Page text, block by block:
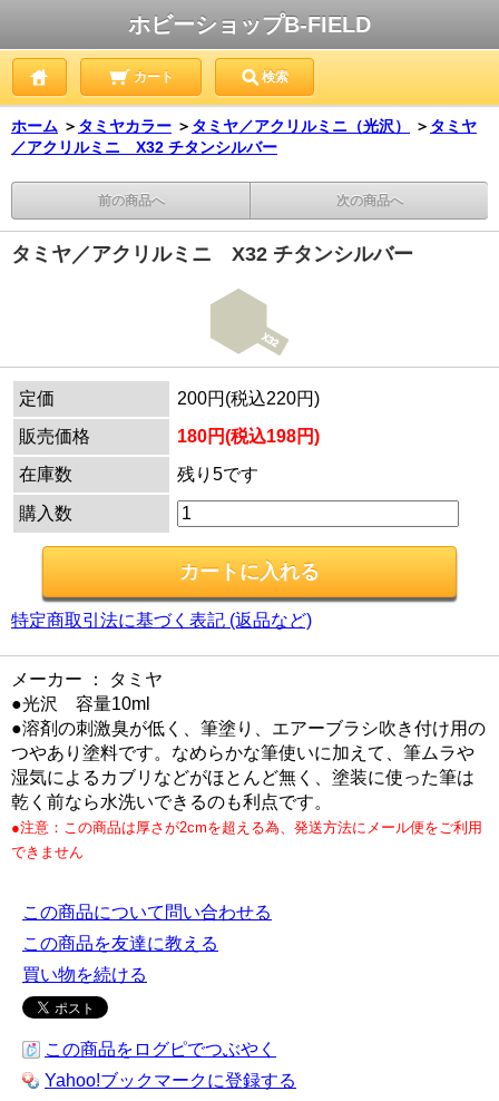
ホビーショップB-FIELD
カート 検索
ホーム ＞ タミヤカラー ＞ タミヤ／アクリルミニ（光沢） ＞ タミヤ
／アクリルミニ X32 チタンシルバー
前の商品へ 次の商品へ
タミヤ／アクリルミニ X32 チタンシルバー
定価
200円(税込220円)
販売価格
180円(税込198円)
在庫数
残り5です
購入数
特定商取引法に基づく表記 (返品など)
メーカー ： タミヤ
●光沢 容量10ml
●溶剤の刺激臭が低く、筆塗り、エアーブラシ吹き付け用の
つやあり塗料です。なめらかな筆使いに加えて、筆ムラや
湿気によるカブリなどがほとんど無く、塗装に使った筆は
乾く前なら水洗いできるのも利点です。
●注意：この商品は厚さが2cmを超える為、発送方法にメール便をご利用
できません
この商品について問い合わせる
この商品を友達に教える
買い物を続ける
この商品をログピでつぶやく
Yahoo!ブックマークに登録する